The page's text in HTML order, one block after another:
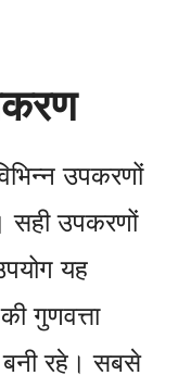
उपकरणों
सही उपकरणों
यह
गुणवत्ता
बनी रहे। सबसे